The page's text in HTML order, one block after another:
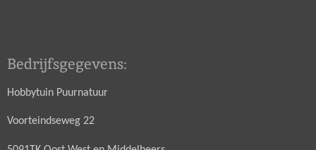
Bedrijfsgegevens:
Hobbytuin Puurnatuur
Voorteindseweg 22